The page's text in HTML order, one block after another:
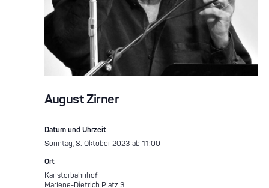
August Zirner
Datum und Uhrzeit
Sonntag, 8. Oktober 2023 ab 11:00
Ort
Karlstorbahnhof
Marlene-Dietrich Platz 3